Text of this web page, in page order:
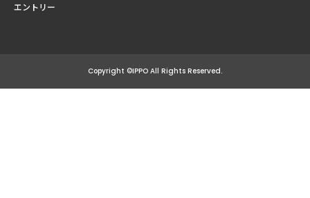
エントリー
Copyright ©IPPO All Rights Reserved.